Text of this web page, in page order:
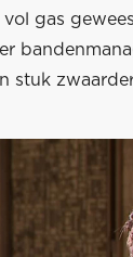
gas
stuk